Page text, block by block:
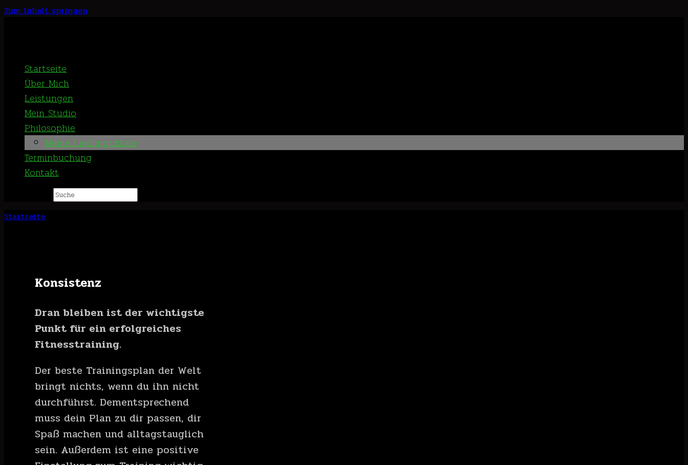
Zum Inhalt springen
Startseite
Über Mich
Leistungen
Mein Studio
Philosophie
Meine Lieblingszitate
Terminbuchung
Kontakt
Startseite
Konsistenz
Dran bleiben ist der wichtigste
Punkt für ein erfolgreiches
Fitnesstraining.
Der beste Trainingsplan der Welt
bringt nichts, wenn du ihn nicht
durchführst. Dementsprechend
muss dein Plan zu dir passen, dir
Spaß machen und alltagstauglich
sein. Außerdem ist eine positive